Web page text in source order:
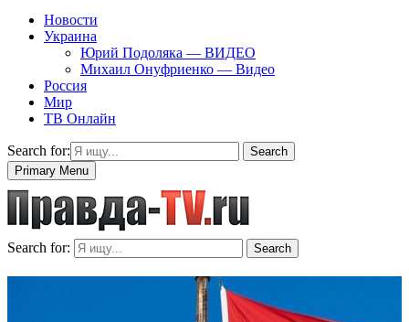
Новости
Украина
Юрий Подоляка — ВИДЕО
Михаил Онуфриенко — Видео
Россия
Мир
ТВ Онлайн
Search for:
Search
Primary Menu
Search for: Search